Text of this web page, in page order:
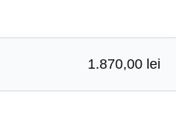
1.870,00 lei